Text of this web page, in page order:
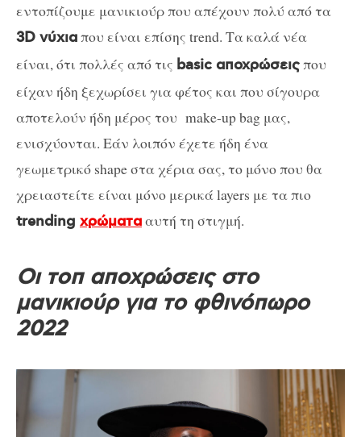
εντοπίζουμε μανικιούρ που απέχουν πολύ από τα
3D νύχιαπου είναι επίσης trend. Τα καλά νέα
είναι, ότι πολλές από τις basic αποχρώσειςπου
είχαν ήδη ξεχωρίσει για φέτος και που σίγουρα
αποτελούν ήδη μέρος του make-up bag μας,
ενισχύονται. Εάν λοιπόν έχετε ήδη ένα
γεωμετρικό shape στα χέρια σας, το μόνο που θα
χρειαστείτε είναι μόνο μερικά layers με τα πιο
trending χρώματααυτή τη στιγμή.
Οι τοπ αποχρώσεις στο
μανικιούρ για το φθινόπωρο
2022